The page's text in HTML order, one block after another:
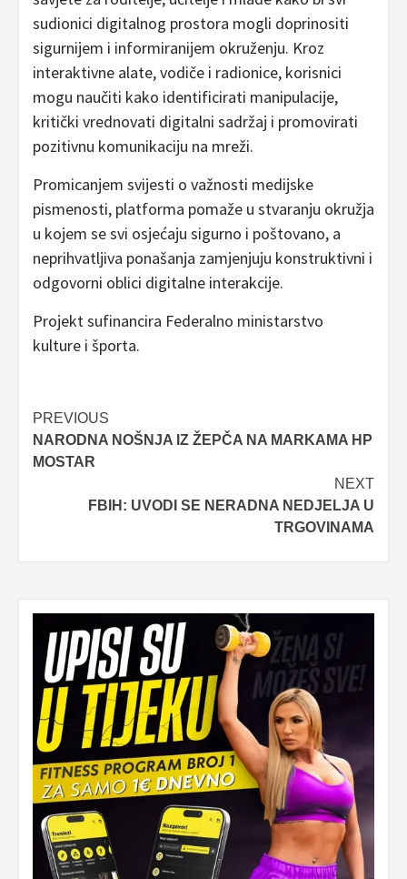
sudionici digitalnog prostora mogli doprinositi
sigurnijem i informiranijem okruženju. Kroz
interaktivne alate, vodiče i radionice, korisnici
mogu naučiti kako identificirati manipulacije,
kritički vrednovati digitalni sadržaj i promovirati
pozitivnu komunikaciju na mreži.
Promicanjem svijesti o važnosti medijske
pismenosti, platforma pomaže u stvaranju okružja
u kojem se svi osjećaju sigurno i poštovano, a
neprihvatljiva ponašanja zamjenjuju konstruktivni i
odgovorni oblici digitalne interakcije.
Projekt sufinancira Federalno ministarstvo
kulture i športa.
Post
navigation
PREVIOUS
NARODNA NOŠNJA IZ ŽEPČA NA MARKAMA HP
MOSTAR
NEXT
FBIH: UVODI SE NERADNA NEDJELJA U
TRGOVINAMA